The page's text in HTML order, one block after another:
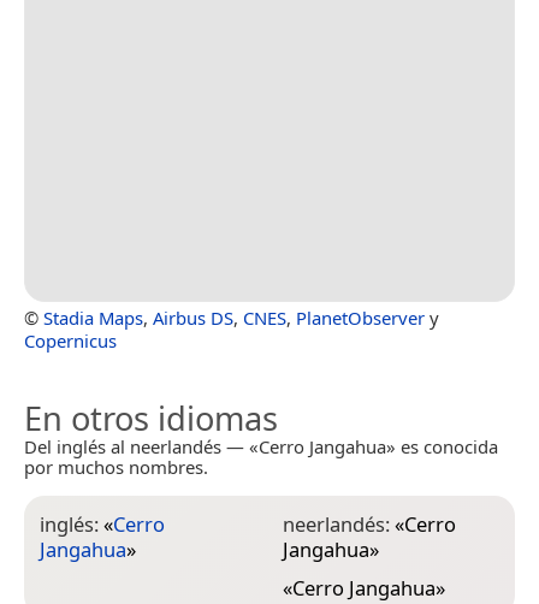
© Stadia Maps, Airbus DS, CNES, PlanetObserver y
Copernicus
En otros idiomas
Del inglés al neerlandés — «Cerro Jangahua» es conocida
por muchos nombres.
inglés:«Cerro
Jangahua»
neerlandés:«Cerro
Jangahua»
«Cerro Jangahua»